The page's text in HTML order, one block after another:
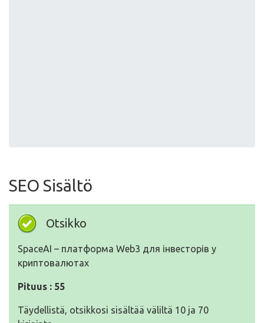
SEO Sisältö
Otsikko
SpaceAI – платформа Web3 для інвесторів у
криптовалютах
Pituus : 55
Täydellistä, otsikkosi sisältää väliltä 10 ja 70